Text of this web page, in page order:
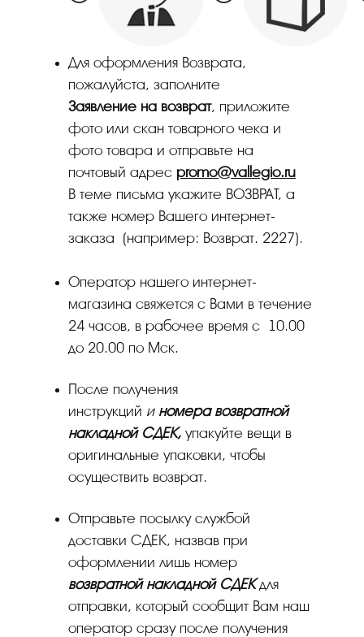
Для оформления Возврата,
пожалуйста, заполните
Заявление на возврат, приложите
фото или скан товарного чека и
фото товара и отправьте на
почтовый адрес promo@vallegio.ru
В теме письма укажите ВОЗВРАТ, а
также номер Вашего интернет-
заказа (например: Возврат. 2227).
Оператор нашего интернет-
магазина свяжется с Вами в течение
24 часов, в рабочее время с 10.00
до 20.00 по Мск.
После получения
инструкций и номера возвратной
накладной СДЕК, упакуйте вещи в
оригинальные упаковки, чтобы
осуществить возврат.
Отправьте посылку службой
доставки СДЕК, назвав при
оформлении лишь номер
возвратной накладной СДЕКдля
отправки, который сообщит Вам наш
оператор сразу после получения